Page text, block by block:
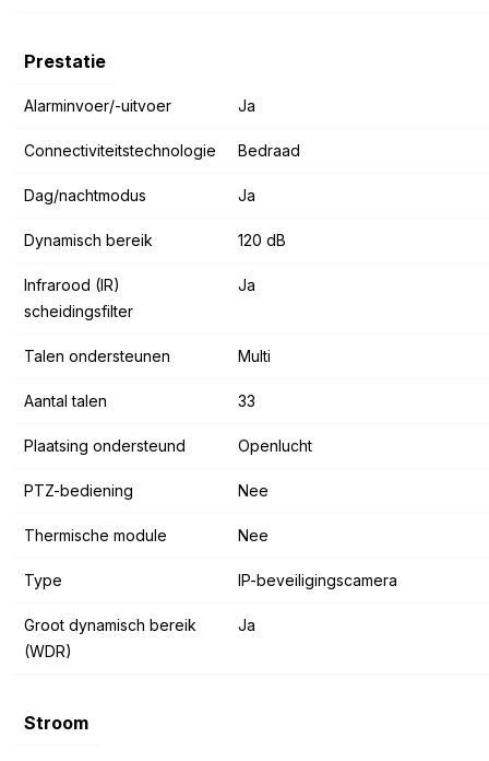
Prestatie
Alarminvoer/-uitvoer Ja
Connectiviteitstechnologie Bedraad
Dag/nachtmodus Ja
Dynamisch bereik 120 dB
Infrarood (IR)
scheidingsfilter
Ja
Talen ondersteunen Multi
Aantal talen 33
Plaatsing ondersteund Openlucht
PTZ-bediening Nee
Thermische module Nee
Type IP-beveiligingscamera
Groot dynamisch bereik
(WDR)
Ja
Stroom